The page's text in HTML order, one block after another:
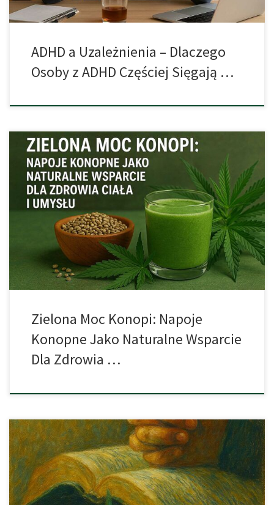
ADHD a Uzależnienia – Dlaczego
Osoby z ADHD Częściej Sięgają …
Współczesna dietetyka coraz częściej sięga po naturalne składniki
roślinne jako źródło zdrowia i dobrego samopoczucia. Wśród nich
coraz większą popularnością cieszą się napoje z konopi, które
wyróżniają się wyjątkowo bogatym profilem odżywczym i
wielowymiarowym wpływem na organizm człowieka. Co sprawia,
że napoje konopne są tak cenne? Jakie właściwości zdrowotne
oferują? […]
Zielona Moc Konopi: Napoje
Konopne Jako Naturalne Wsparcie
Dla Zdrowia …
Z czym kojarzy się połączenie pojęć „religia” i „marihuana”?
Jedną z pierwszych asocjacji jest zazwyczaj ruch Rastafari,
szczególnie silnie obecny na Jamajce, który dzięki swojemu
najsłynniejszemu przedstawicielowi, Bobowi Marleyowi, zyskał